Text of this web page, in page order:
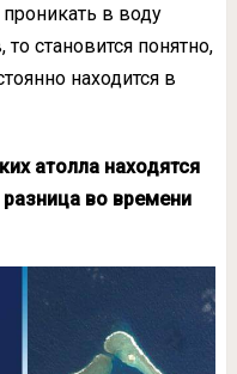
проникать в воду
становится понятно,
находится в
атолла находятся
разница во времени